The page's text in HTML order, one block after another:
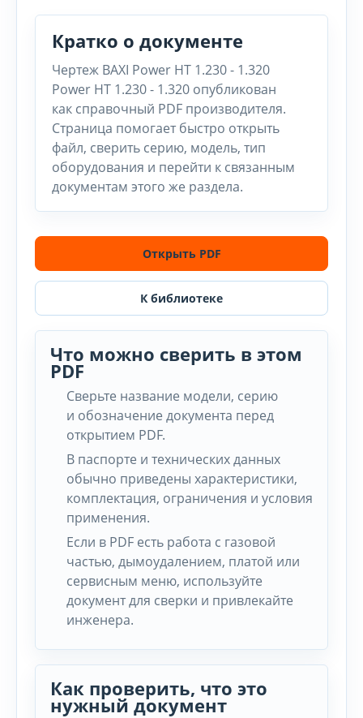
Кратко о документе
Чертеж BAXI Power HT 1.230 - 1.320
Power HT 1.230 - 1.320 опубликован
как справочный PDF производителя.
Страница помогает быстро открыть
файл, сверить серию, модель, тип
оборудования и перейти к связанным
документам этого же раздела.
Открыть PDF
К библиотеке
Что можно сверить в этом
PDF
Сверьте название модели, серию
и обозначение документа перед
открытием PDF.
В паспорте и технических данных
обычно приведены характеристики,
комплектация, ограничения и условия
применения.
Если в PDF есть работа с газовой
частью, дымоудалением, платой или
сервисным меню, используйте
документ для сверки и привлекайте
инженера.
Как проверить, что это
нужный документ